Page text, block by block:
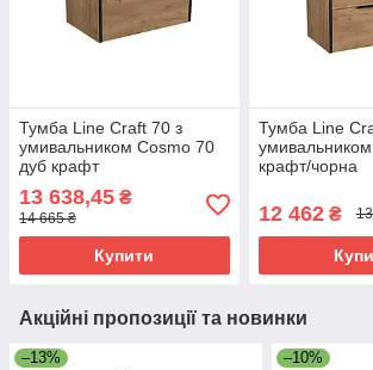
Тумба Line Craft 70 з
умивальником Cosmo 70
дуб крафт
13 638,45 ₴
14 665 ₴
Купити
Тумба Line
крафт/чорна
12 462₴
Акційні пропозиції та новинки
–13% –10%